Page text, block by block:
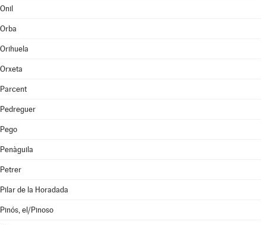
Onil
Orba
Orihuela
Orxeta
Parcent
Pedreguer
Pego
Penàguila
Petrer
Pilar de la Horadada
Pinós, el/Pinoso